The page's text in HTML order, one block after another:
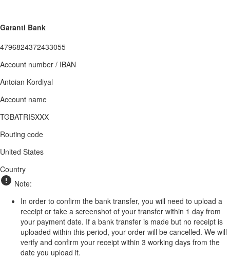
Garanti Bank
4796824372433055
Account number / IBAN
Antoian Kordiyal
Account name
TGBATRISXXX
Routing code
United States
Country
Note:
In order to confirm the bank transfer, you will need to upload a
receipt or take a screenshot of your transfer within 1 day from
your payment date. If a bank transfer is made but no receipt is
uploaded within this period, your order will be cancelled. We will
verify and confirm your receipt within 3 working days from the
date you upload it.